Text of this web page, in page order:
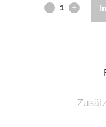
Kunstdruck